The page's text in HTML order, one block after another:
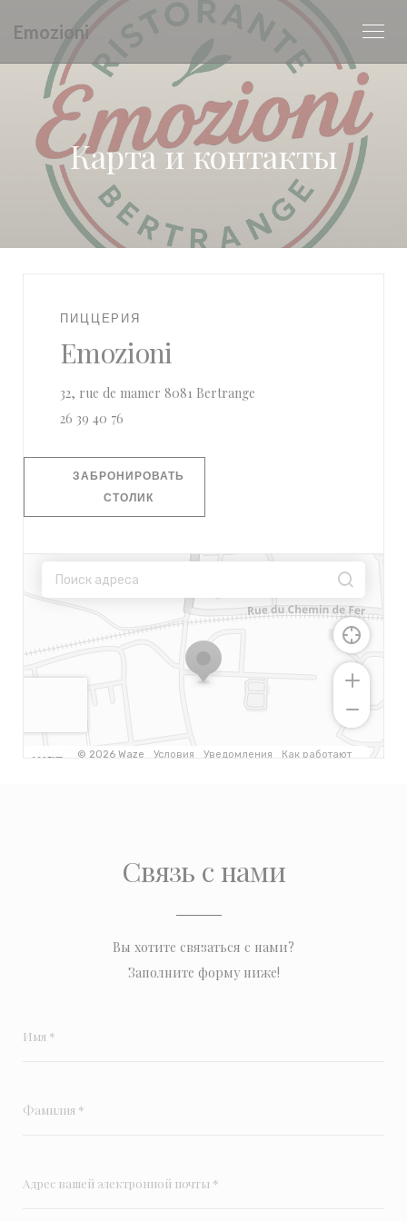
Панель управления cookies
Emozioni
Карта и контакты
ПИЦЦЕРИЯ
Emozioni
32, rue de mamer 8081 Bertrange
26 39 40 76
ЗАБРОНИРОВАТЬ
СТОЛИК
Связь с нами
Вы хотите связаться с нами?
Заполните форму ниже!